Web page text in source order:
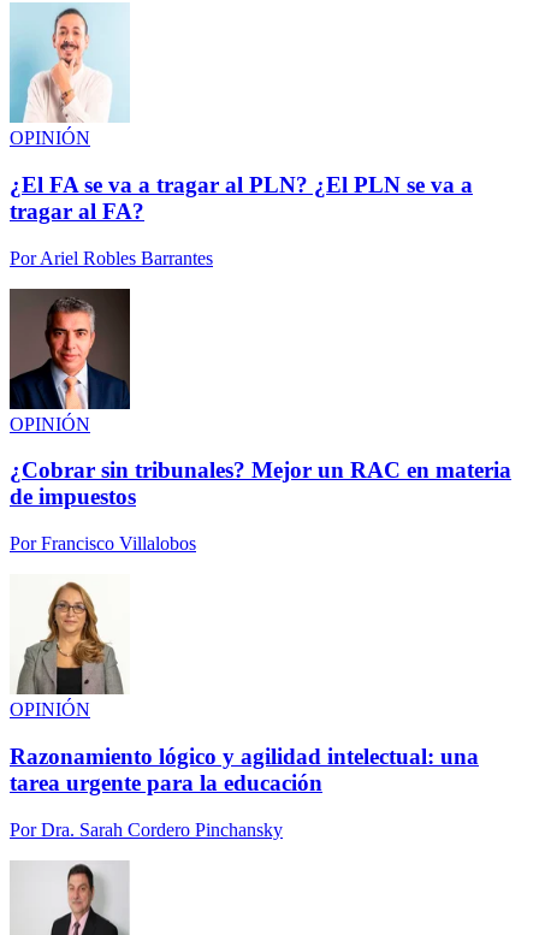
OPINIÓN
¿El FA se va a tragar al PLN? ¿El PLN se va a
tragar al FA?
PorAriel Robles Barrantes
OPINIÓN
¿Cobrar sin tribunales? Mejor un RAC en materia
de impuestos
PorFrancisco Villalobos
OPINIÓN
Razonamiento lógico y agilidad intelectual: una
tarea urgente para la educación
PorDra. Sarah Cordero Pinchansky